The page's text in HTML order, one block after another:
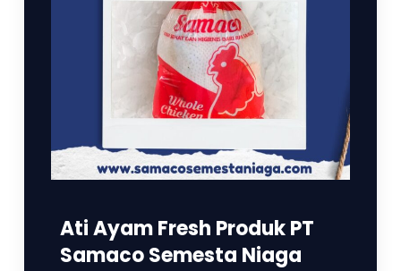
Ati Ayam Fresh Produk PT
Samaco Semesta Niaga